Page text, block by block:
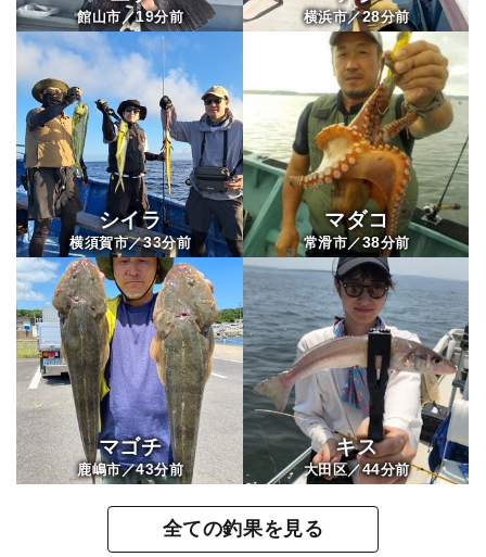
館山市／19分前 横浜市／28分前
シイラ
横須賀市／33分前
マダコ
常滑市／38分前
マゴチ
鹿嶋市／43分前
キス
大田区／44分前
全ての釣果を見る